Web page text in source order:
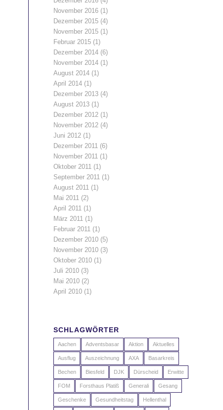
November 2016 (1)
Dezember 2015 (4)
November 2015 (1)
Februar 2015 (1)
Dezember 2014 (6)
November 2014 (1)
August 2014 (1)
April 2014 (1)
Dezember 2013 (4)
August 2013 (1)
Dezember 2012 (1)
November 2012 (4)
Juni 2012 (1)
Dezember 2011 (6)
November 2011 (1)
Oktober 2011 (1)
September 2011 (1)
August 2011 (1)
Mai 2011 (2)
April 2011 (1)
März 2011 (1)
Februar 2011 (1)
Dezember 2010 (5)
November 2010 (3)
Oktober 2010 (1)
Juli 2010 (3)
Mai 2010 (2)
April 2010 (1)
SCHLAGWÖRTER
Aachen Adventsbasar Aktion Aktuelles
Ausflug Auszeichnung AXA Basarkreis
Bechen Biesfeld DJK Dürscheid Erwitte
FOM Forsthaus Platiß Generali Gesang
Geschenke Gesundheitstag Hellenthal